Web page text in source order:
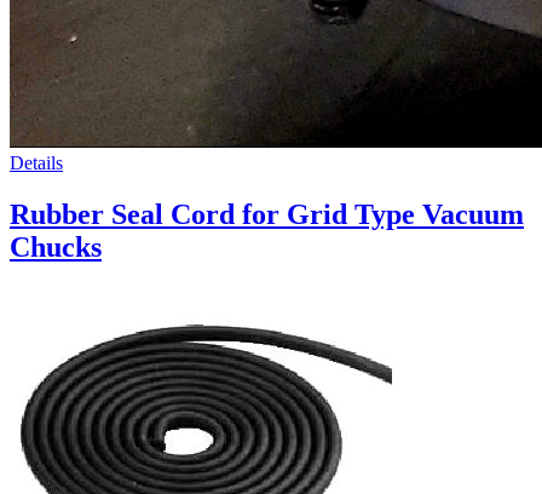
Details
Rubber Seal Cord for Grid Type Vacuum
Chucks